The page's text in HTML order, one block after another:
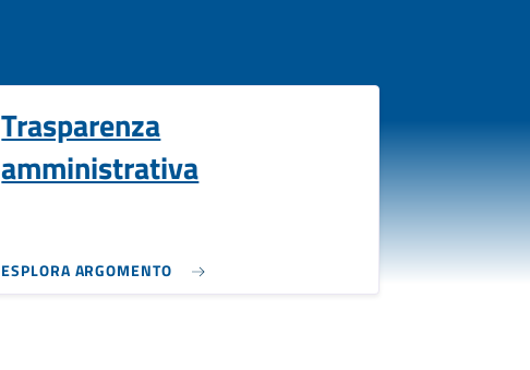
Trasparenza
amministrativa
ESPLORA ARGOMENTO